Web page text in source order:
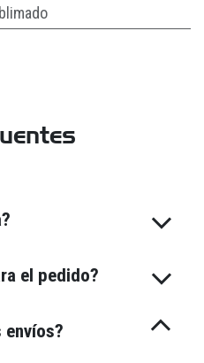
el pedido?
envíos?